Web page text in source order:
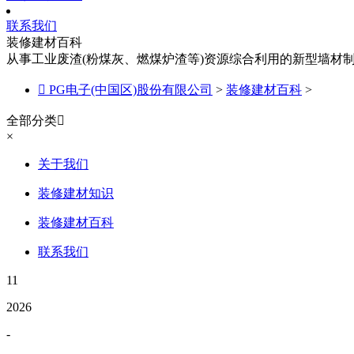
联系我们
装修建材百科
从事工业废渣(粉煤灰、燃煤炉渣等)资源综合利用的新型墙材
 PG电子(中国区)股份有限公司 > 装修建材百科 >
全部分类
×
关于我们
装修建材知识
装修建材百科
联系我们
11
2026
-